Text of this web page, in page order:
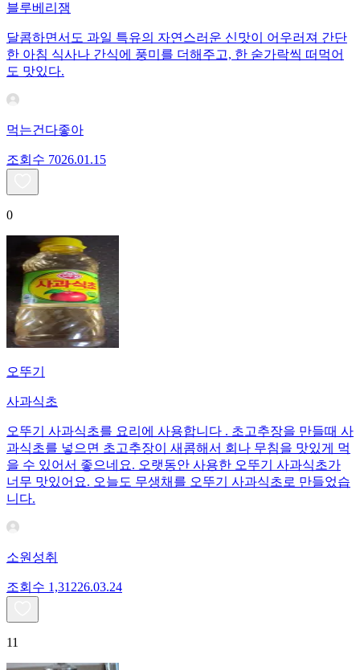
블루베리잼
달콤하면서도 과일 특유의 자연스러운 신맛이 어우러져 간단
한 아침 식사나 간식에 풍미를 더해주고, 한 숟가락씩 떠먹어
도 맛있다.
먹는건다좋아
조회수 7026.01.15
0
오뚜기
사과식초
오뚜기 사과식초를 요리에 사용합니다 . 초고추장을 만들때 사
과식초를 넣으면 초고추장이 새콤해서 회나 무침을 맛있게 먹
을 수 있어서 좋으네요. 오랫동안 사용한 오뚜기 사과식초가
너무 맛있어요. 오늘도 무생채를 오뚜기 사과식초로 만들었습
니다.
소원성취
조회수 1,31226.03.24
11